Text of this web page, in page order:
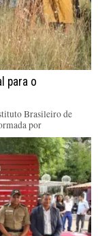
para o
Brasileiro de
por